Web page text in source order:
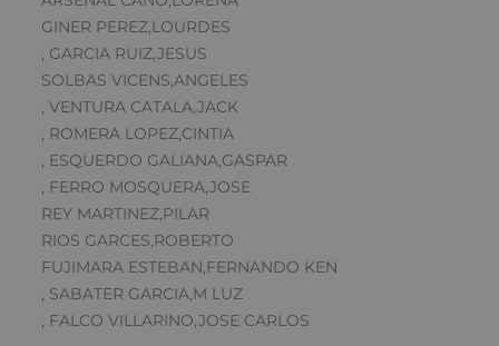
GINER PEREZ,LOURDES
, GARCIA RUIZ,JESUS
SOLBAS VICENS,ANGELES
, VENTURA CATALA,JACK
, ROMERA LOPEZ,CINTIA
, ESQUERDO GALIANA,GASPAR
, FERRO MOSQUERA,JOSE
REY MARTINEZ,PILAR
RIOS GARCES,ROBERTO
FUJIMARA ESTEBAN,FERNANDO KEN
, SABATER GARCIA,M LUZ
, FALCO VILLARINO,JOSE CARLOS